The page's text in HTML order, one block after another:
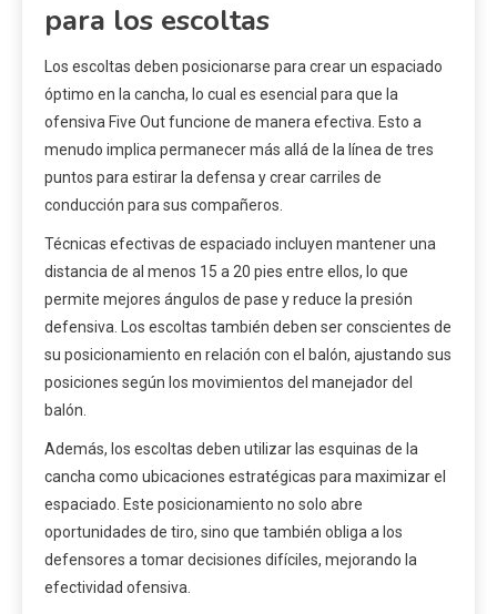
para los escoltas
Los escoltas deben posicionarse para crear un espaciado
óptimo en la cancha, lo cual es esencial para que la
ofensiva Five Out funcione de manera efectiva. Esto a
menudo implica permanecer más allá de la línea de tres
puntos para estirar la defensa y crear carriles de
conducción para sus compañeros.
Técnicas efectivas de espaciado incluyen mantener una
distancia de al menos 15 a 20 pies entre ellos, lo que
permite mejores ángulos de pase y reduce la presión
defensiva. Los escoltas también deben ser conscientes de
su posicionamiento en relación con el balón, ajustando sus
posiciones según los movimientos del manejador del
balón.
Además, los escoltas deben utilizar las esquinas de la
cancha como ubicaciones estratégicas para maximizar el
espaciado. Este posicionamiento no solo abre
oportunidades de tiro, sino que también obliga a los
defensores a tomar decisiones difíciles, mejorando la
efectividad ofensiva.